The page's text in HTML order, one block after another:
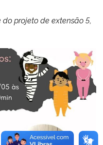
projeto de extensão 5,